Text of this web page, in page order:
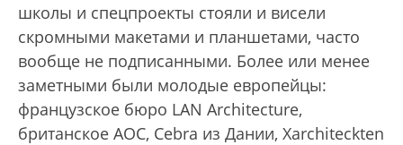
школы и спецпроекты стояли и висели
скромными макетами и планшетами, часто
вообще не подписанными. Более или менее
заметными были молодые европейцы:
французское бюро LAN Architecture,
британское AOC, Cebra из Дании, Xarchiteckten